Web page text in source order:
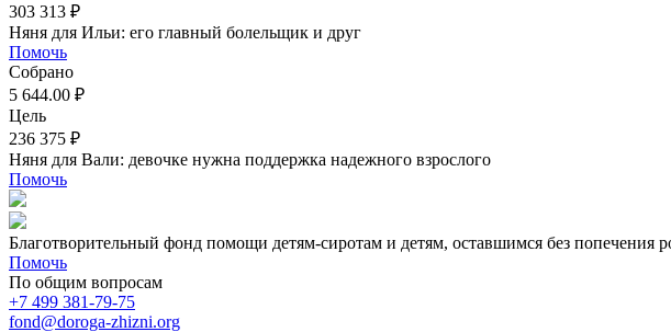
303 313 ₽
Няня для Ильи: его главный болельщик и друг
Помочь
Собрано
5 644.00 ₽
Цель
236 375 ₽
Няня для Вали: девочке нужна поддержка надежного взрослого
Помочь
Благотворительный фонд помощи детям-сиротам и детям, оставшимся без попечения
Помочь
По общим вопросам
+7 499 381-79-75
fond@doroga-zhizni.org